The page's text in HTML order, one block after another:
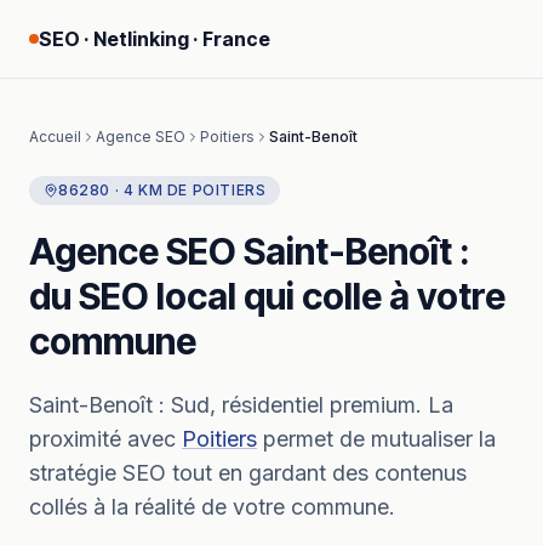
SEO · Netlinking · France
Accueil Agence SEO Poitiers Saint-Benoît
86280 · 4 KM DE POITIERS
Agence SEOSaint-Benoît :
du SEO local qui colle à votre
commune
Saint-Benoît : Sud, résidentiel premium. La
proximité avec Poitiers permet de mutualiser la
stratégie SEO tout en gardant des contenus
collés à la réalité de votre commune.